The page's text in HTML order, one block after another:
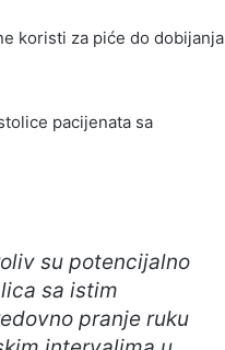
koristi za piće do dobijanja
pacijenata sa
su potencijalno
sa istim
pranje ruku